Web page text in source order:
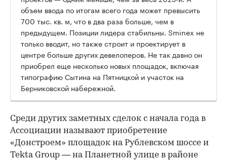
объем ввода по итогам всего года может превысить
700 тыс. кв. м, что в два раза больше, чем в
предыдущем. Позиции лидера стабильны. Sminex не
только вводит, но также строит и проектирует в
центре больше других девелоперов. Не так давно он
приобрел еще несколько новых площадок, включая
типографию Сытина на Пятницкой и участок на
Берниковской набережной.
Среди других заметных сделок с начала года в
Ассоциации называют приобретение
«Донстроем» площадок на Рублевском шоссе и
Tekta Group — на Планетной улице в районе